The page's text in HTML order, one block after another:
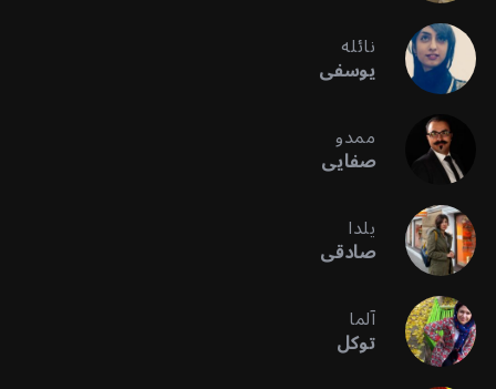
نائله
یوسفی
ممدو
صفایی
یلدا
صادقی
آلما
توکل